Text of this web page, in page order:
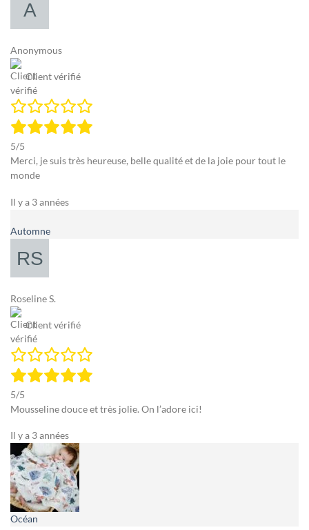
Anonymous
Client vérifié
5/5
Merci, je suis très heureuse, belle qualité et de la joie pour tout le
monde
Il y a 3 années
Automne
Roseline S.
Client vérifié
5/5
Mousseline douce et très jolie. On l’adore ici!
Il y a 3 années
Océan